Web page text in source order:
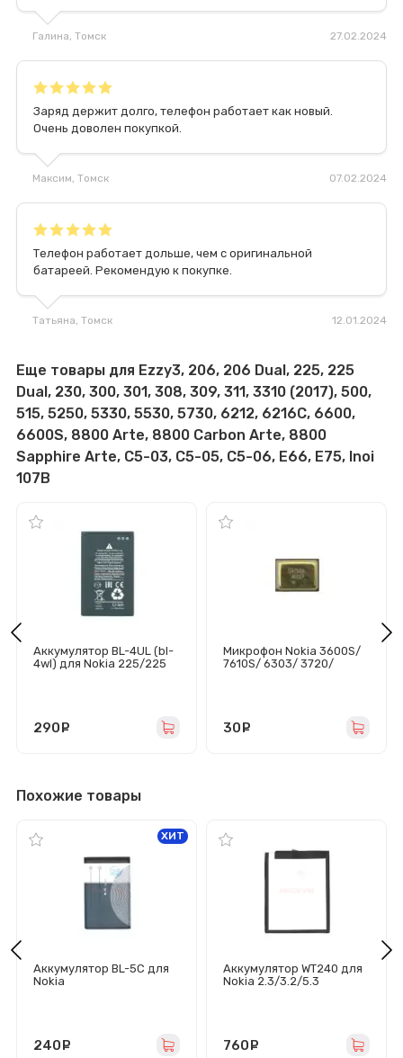
Галина, Томск 27.02.2024
Заряд держит долго, телефон работает как новый.
Очень доволен покупкой.
Максим, Томск 07.02.2024
Телефон работает дольше, чем с оригинальной
батареей. Рекомендую к покупке.
Татьяна, Томск 12.01.2024
Еще товары для Ezzy3, 206, 206 Dual, 225, 225
Dual, 230, 300, 301, 308, 309, 311, 3310 (2017), 500,
515, 5250, 5330, 5530, 5730, 6212, 6216C, 6600,
6600S, 8800 Arte, 8800 Carbon Arte, 8800
Sapphire Arte, C5-03, C5-05, C5-06, E66, E75, Inoi
107B
Аккумулятор BL-4UL (bl-
4wl) для Nokia 225/225
290
Микрофон Nokia 3600S/
7610S/ 6303/ 3720/
30
Похожие товары
Аккумулятор BL-5C для
Nokia
30/6230/
ХИТ
240
Аккумулятор WT240 для
Nokia 2.3/3.2/5.3
760